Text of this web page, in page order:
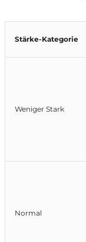
Stärke-Kategorie
Weniger Stark
Normal